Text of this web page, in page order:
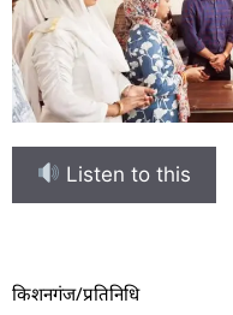
Listen to this
किशनगंज/प्रतिनिधि